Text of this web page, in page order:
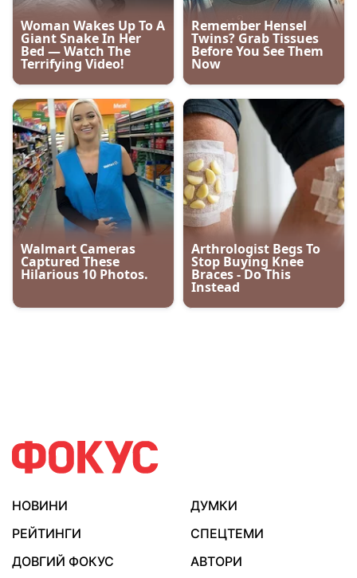
НОВИНИ
ДУМКИ
РЕЙТИНГИ
СПЕЦТЕМИ
ДОВГИЙ ФОКУС
АВТОРИ